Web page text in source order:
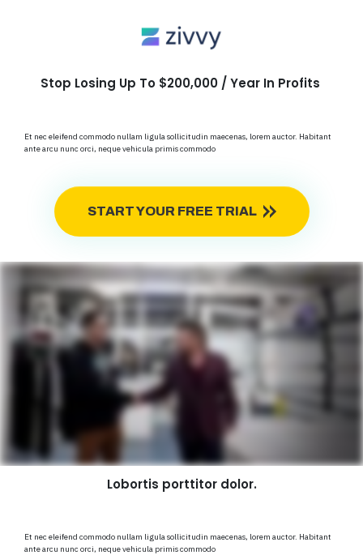
Stop Losing Up To $200,000 / Year In Profits
Et nec eleifend commodo nullam ligula sollicitudin maecenas, lorem auctor. Habitant
ante arcu nunc orci, neque vehicula primis commodo
START YOUR FREE TRIAL
Lobortis porttitor dolor.
Et nec eleifend commodo nullam ligula sollicitudin maecenas, lorem auctor. Habitant
ante arcu nunc orci, neque vehicula primis commodo